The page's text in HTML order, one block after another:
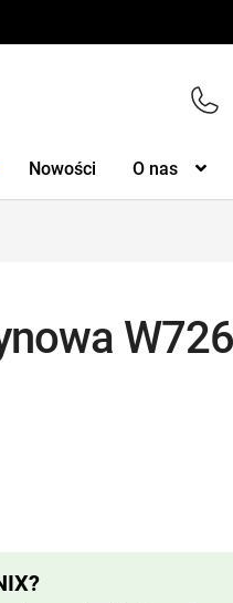
Nowości O nas